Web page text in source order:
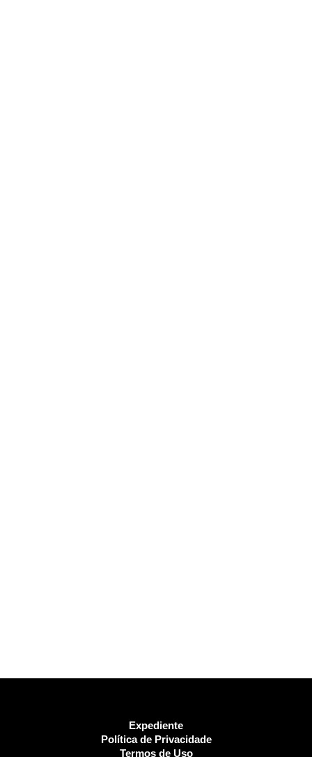
Expediente
Política de Privacidade
Termos de Uso